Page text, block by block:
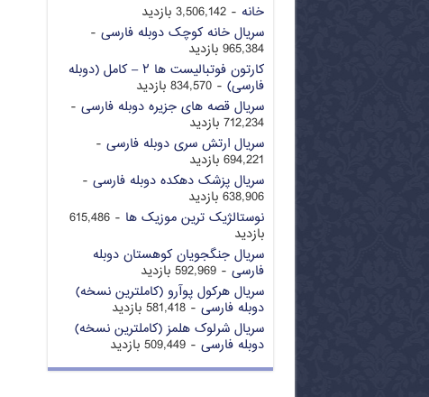
خانه - 3,506,142 بازدید
سریال خانه کوچک دوبله فارسی -
965,384 بازدید
کارتون فوتبالیست ها ۲ – کامل (دوبله
فارسی) - 834,570 بازدید
سریال قصه های جزیره دوبله فارسی -
712,234 بازدید
سریال ارتش سری دوبله فارسی -
694,221 بازدید
سریال پزشک دهکده دوبله فارسی -
638,906 بازدید
نوستالژیک ترین موزیک ها
- 615,486
بازدید
سریال جنگجویان کوهستان دوبله
فارسی - 592,969 بازدید
سریال هرکول پوآرو (کاملترین نسخه)
دوبله فارسی - 581,418 بازدید
سریال شرلوک هلمز (کاملترین نسخه)
دوبله فارسی - 509,449 بازدید